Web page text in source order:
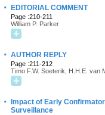
· EDITORIAL COMMENT
Page :210-211
William P. Parker
· AUTHOR REPLY
Page :211-212
Timo F.W. Soeterik, H.H.E. van
·
Impact of Early
Surveillance